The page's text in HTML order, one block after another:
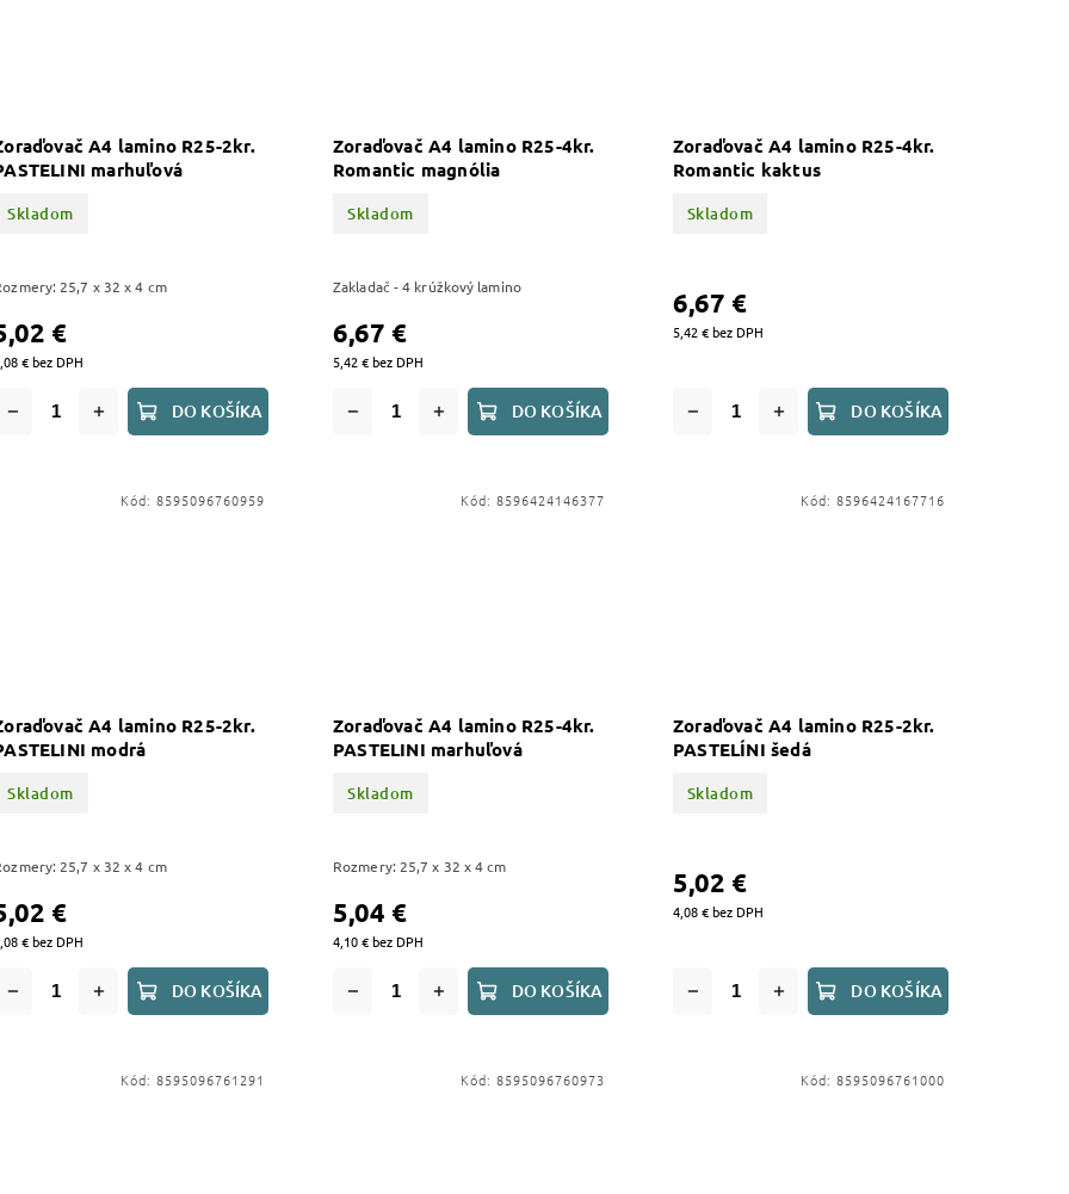
A4 lamino R25-2kr.
marhuľová
Skladom
€ bez DPH
€
DO KOŠÍKA
25,7 x 32 x 4 cm
Zoraďovač A4 lamino R25-4kr.
Romantic magnólia
Skladom
5,42 € bez DPH
6,67 €
DO KOŠÍKA
Zakladač - 4 krúžkový lamino
Zoraďovač A4 lamino R25-4kr.
Romantic kaktus
Skladom
5,42 € bez DPH
6,67 €
DO KOŠÍKA
A4 lamino R25-2kr.
modrá
Skladom
€ bez DPH
€
DO KOŠÍKA
25,7 x 32 x 4 cm
Kód:8595096760959
Zoraďovač A4 lamino R25-4kr.
PASTELINI marhuľová
Skladom
4,10 € bez DPH
5,04 €
DO KOŠÍKA
Rozmery: 25,7 x 32 x 4 cm
Kód: 8596424146377
Zoraďovač A4 lamino R25-2kr.
PASTELÍNI šedá
Skladom
4,08 € bez DPH
5,02 €
DO KOŠÍKA
Kód: 8596424167716
Kód:8595096761291 Kód: 8595096760973 Kód: 8595096761000